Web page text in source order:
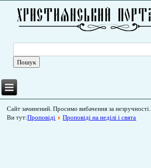
Сайт зачинений. Просимо вибачення за незручності.
Ви тут:Проповіді Проповіді на неділі і свята